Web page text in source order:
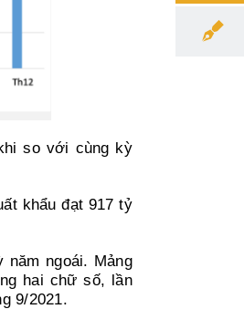
so với cùng kỳ
khẩu đạt 917 tỷ
năm ngoái. Mảng
hai chữ số, lần
9/2021.